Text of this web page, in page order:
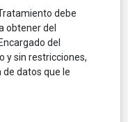
debe
obtener del
del
y sin restricciones,
datos que le